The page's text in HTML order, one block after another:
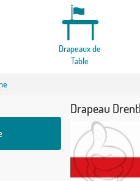
Drapeaux de
Table
Drapeau